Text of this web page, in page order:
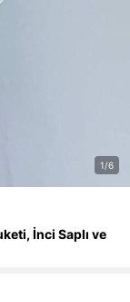
1/6
İnci Saplı ve